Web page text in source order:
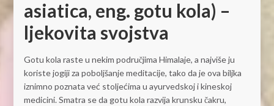
asiatica, eng. gotu kola) –
ljekovita svojstva
Gotu kola raste u nekim područjima Himalaje, a najviše ju
koriste jogiji za poboljšanje meditacije, tako da je ova biljka
iznimno poznata već stoljećima u ayurvedskoj i kineskoj
medicini. Smatra se da gotu kola razvija krunsku čakru,